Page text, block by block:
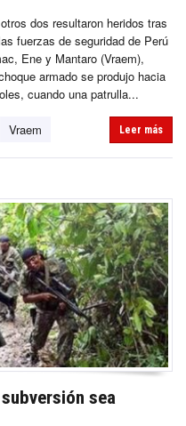
dos resultaron heridos tras
fuerzas de seguridad de Perú
Ene y Mantaro (Vraem),
armado se produjo hacia
cuando una patrulla...
Vraem Leer más
sea